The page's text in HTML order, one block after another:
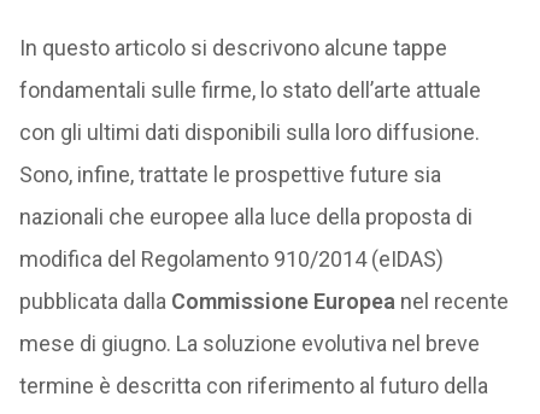
In questo articolo si descrivono alcune tappe
fondamentali sulle firme, lo stato dell’arte attuale
con gli ultimi dati disponibili sulla loro diffusione.
Sono, infine, trattate le prospettive future sia
nazionali che europee alla luce della proposta di
modifica del Regolamento 910/2014 (eIDAS)
pubblicata dalla Commissione Europea nel recente
mese di giugno. La soluzione evolutiva nel breve
termine è descritta con riferimento al futuro della